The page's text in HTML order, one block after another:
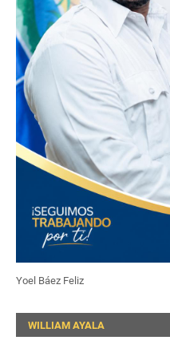
Yoel Báez Feliz
WILLIAM AYALA